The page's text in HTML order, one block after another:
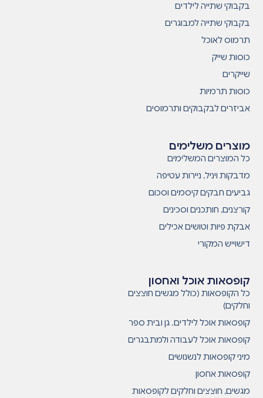
קופסאות אוכל ואחסון
כל הקופסאות (כולל מגשים חוצצים
וחלקים)
קופסאות אוכל לילדים. גן ובית ספר
קופסאות אוכל לעבודה ולמתבגרים
מיני קופסאות לנשנושים
קופסאות אחסון
מגשים, חוצצים וחלקים לקופסאות
מוצרים משלימים
כל המוצרים המשלימים
מדבקות ויניל, ניירות עטיפה
גביעים חבקים קיסמים וסכום
קורצנים, חותכנים וסכינים
אבקת פיות וטושים אכילים
דישוייש המקורי
בקבוקי שתייה לילדים
בקבוקי שתייה למבוגרים
תרמוס לאוכל
כוסות שייק
שייקרים
כוסות תרמיות
אביזרים לבקבוקים ותרמוסים